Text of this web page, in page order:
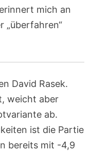
mich an
„überfahren“
David Rasek.
weicht aber
ab.
ist die Partie
bereits mit -4,9